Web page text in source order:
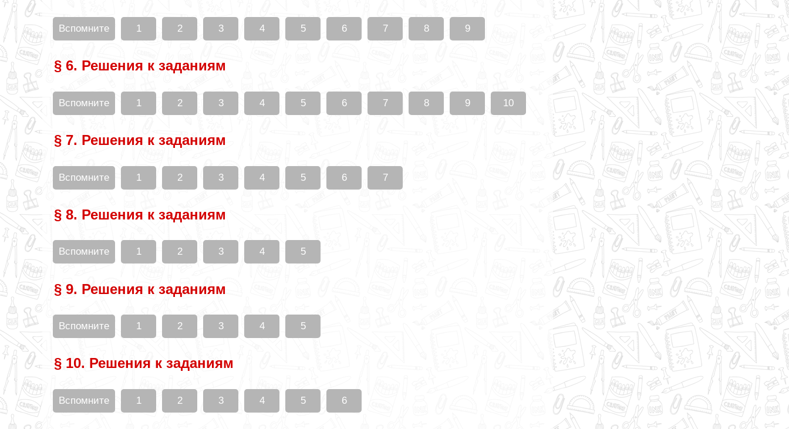
Вспомните 1 2 3 4 5 6 7 8 9
§ 6. Решения к заданиям
Вспомните 1 2 3 4 5 6 7 8 9 10
§ 7. Решения к заданиям
Вспомните 1 2 3 4 5 6 7
§ 8. Решения к заданиям
Вспомните 1 2 3 4 5
§ 9. Решения к заданиям
Вспомните 1 2 3 4 5
§ 10. Решения к заданиям
Вспомните 1 2 3 4 5 6